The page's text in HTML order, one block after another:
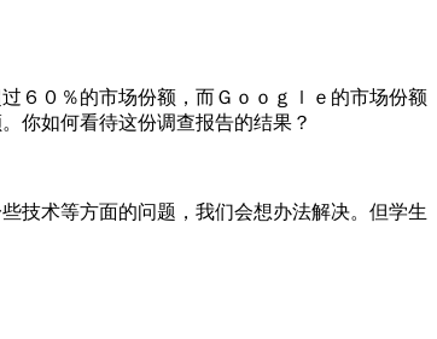
６０％的市场份额，而Ｇｏｏｇｌｅ的市场份额
你如何看待这份调查报告的结果？
技术等方面的问题，我们会想办法解决。但学生